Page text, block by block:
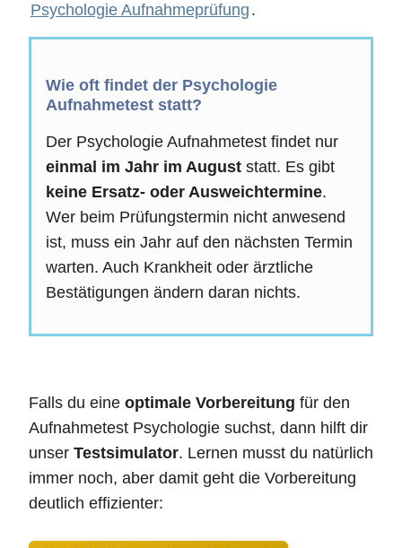
Psychologie Aufnahmeprüfung .
Wie oft findet der Psychologie
Aufnahmetest statt?
Der Psychologie Aufnahmetest findet nur
einmal im Jahr im August statt. Es gibt
keine Ersatz- oder Ausweichtermine.
Wer beim Prüfungstermin nicht anwesend
ist, muss ein Jahr auf den nächsten Termin
warten. Auch Krankheit oder ärztliche
Bestätigungen ändern daran nichts.
Falls du eine optimale Vorbereitung für den
Aufnahmetest Psychologie suchst, dann hilft dir
unser Testsimulator. Lernen musst du natürlich
immer noch, aber damit geht die Vorbereitung
deutlich effizienter: